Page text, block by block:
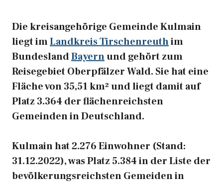
Die kreisangehörige Gemeinde Kulmain
liegt imLandkreis Tirschenreuthim
BundeslandBayernund gehört zum
Reisegebiet Oberpfälzer Wald. Sie hat eine
Fläche von 35,51 km² und liegt damit auf
Platz 3.364 der flächenreichsten
Gemeinden in Deutschland.
Kulmain hat 2.276 Einwohner (Stand:
31.12.2022), was Platz 5.384 in der Liste der
bevölkerungsreichsten Gemeiden in